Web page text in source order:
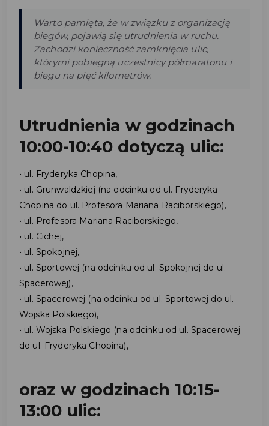
Warto pamięta, że w związku z organizacją
biegów, pojawią się utrudnienia w ruchu.
Zachodzi konieczność zamknięcia ulic,
którymi pobiegną uczestnicy półmaratonu i
biegu na pięć kilometrów.
Utrudnienia w godzinach
10:00-10:40 dotyczą ulic:
• ul. Fryderyka Chopina,
• ul. Grunwaldzkiej (na odcinku od ul. Fryderyka
Chopina do ul. Profesora Mariana Raciborskiego),
• ul. Profesora Mariana Raciborskiego,
• ul. Cichej,
• ul. Spokojnej,
• ul. Sportowej (na odcinku od ul. Spokojnej do ul.
Spacerowej),
• ul. Spacerowej (na odcinku od ul. Sportowej do ul.
Wojska Polskiego),
• ul. Wojska Polskiego (na odcinku od ul. Spacerowej
do ul. Fryderyka Chopina),
oraz w godzinach 10:15-
13:00 ulic: